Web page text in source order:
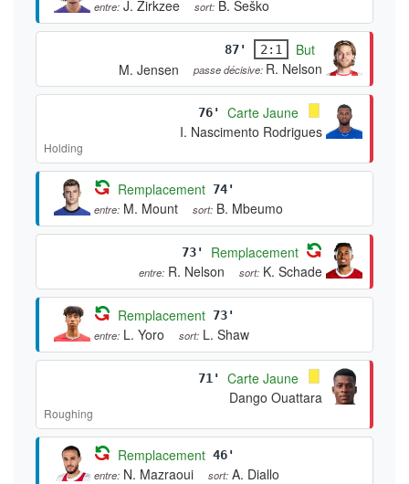
entre: J. Zirkzee sort: B. Šeško
87' 2:1
But
M. Jensen
passe décisive: R. Nelson
76'
Carte Jaune
I. Nascimento Rodrigues
Holding
Remplacement 74'
entre: M. Mount sort: B. Mbeumo
73' Remplacement
entre: R. Nelson sort: K. Schade
Remplacement 73'
entre: L. Yoro sort: L. Shaw
71'
Carte Jaune
Dango Ouattara
Roughing
Remplacement 46'
entre: N. Mazraoui sort: A. Diallo